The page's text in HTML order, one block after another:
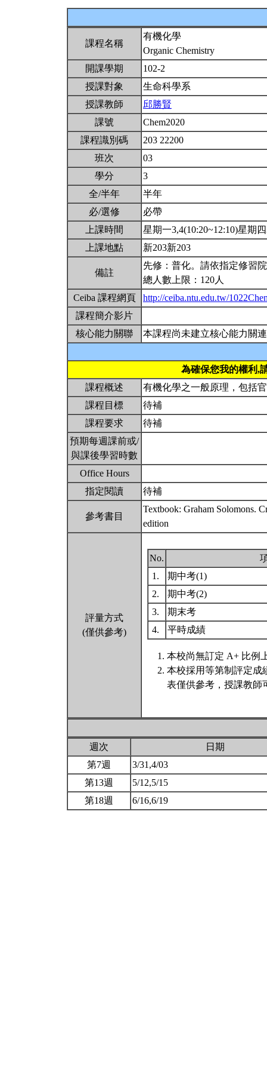
課程名稱
有機化學
Organic Chemistry
開課學期
102-2
授課對象
生命科學系
授課教師
邱勝賢
課號
Chem2020
課程識別碼
203 22200
班次
03
學分
3
全/半年
半年
必/選修
必帶
上課時間
星期一3,4(10:20~12:10)星期
上課地點
新203新203
備註
先修：普化。請依指定修習
總人數上限：120人
Ceiba 課程網頁
http://ceiba.ntu.edu.tw/
課程簡介影片
核心能力關聯
本課程尚未建立核心能力關連
為確保您我的權利,
課程概述
有機化學之一般原理，包括
課程目標
待補
課程要求
待補
預期每週課前或/
與課後學習時數
Office Hours
指定閱讀
待補
參考書目
Textbook: Graham Solomons.
edition
評量方式
(僅供參考)
No.
1.
期中考(1)
2.
期中考(2)
3.
期末考
4.
平時成績
本校尚無訂定 A+ 比例
本校採用等第制評定成
表僅供參考，授課教師
週次
日期
第7週
3/31,4/03
第13週
5/12,5/15
第18週
6/16,6/19